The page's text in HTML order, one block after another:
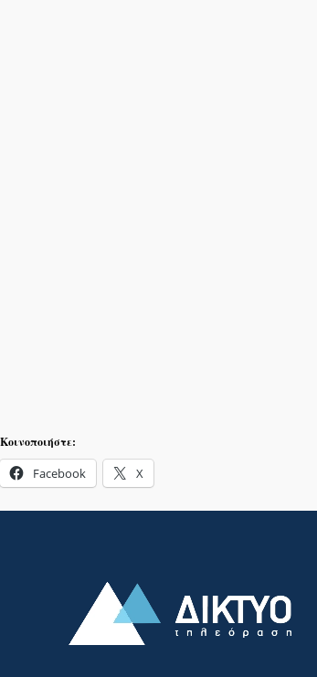
Κοινοποιήστε:
Facebook X